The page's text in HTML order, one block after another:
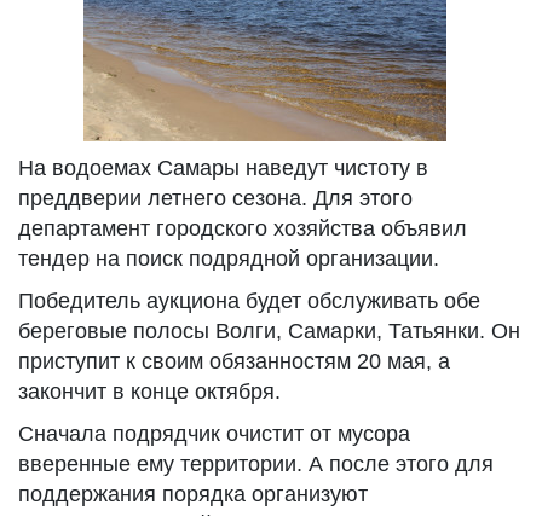
На водоемах Самары наведут чистоту в
преддверии летнего сезона. Для этого
департамент городского хозяйства объявил
тендер на поиск подрядной организации.
Победитель аукциона будет обслуживать обе
береговые полосы Волги, Самарки, Татьянки. Он
приступит к своим обязанностям 20 мая, а
закончит в конце октября.
Сначала подрядчик очистит от мусора
вверенные ему территории. А после этого для
поддержания порядка организуют